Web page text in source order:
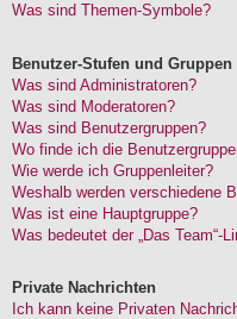
Was sind Themen-Symbole?
Benutzer-Stufen und Gruppen
Was sind Administratoren?
Was sind Moderatoren?
Was sind Benutzergruppen?
Wo finde ich die
Wie werde ich Gruppenleiter?
Weshalb werden verschiedene
Was ist eine Hauptgruppe?
Was bedeutet der „Das Team“-
Private Nachrichten
Ich kann keine Privaten